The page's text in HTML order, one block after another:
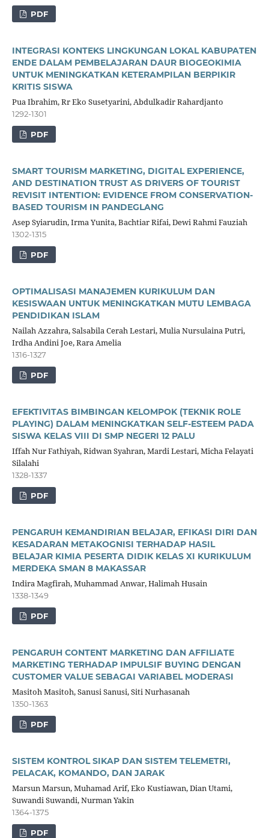
PDF
INTEGRASI KONTEKS LINGKUNGAN LOKAL KABUPATEN
ENDE DALAM PEMBELAJARAN DAUR BIOGEOKIMIA
UNTUK MENINGKATKAN KETERAMPILAN BERPIKIR
KRITIS SISWA
Pua Ibrahim, Rr Eko Susetyarini, Abdulkadir Rahardjanto
1292-1301
PDF
SMART TOURISM MARKETING, DIGITAL EXPERIENCE,
AND DESTINATION TRUST AS DRIVERS OF TOURIST
REVISIT INTENTION: EVIDENCE FROM CONSERVATION-
BASED TOURISM IN PANDEGLANG
Asep Syiarudin, Irma Yunita, Bachtiar Rifai, Dewi Rahmi Fauziah
1302-1315
PDF
OPTIMALISASI MANAJEMEN KURIKULUM DAN
KESISWAAN UNTUK MENINGKATKAN MUTU LEMBAGA
PENDIDIKAN ISLAM
Nailah Azzahra, Salsabila Cerah Lestari, Mulia Nursulaina Putri,
Irdha Andini Joe, Rara Amelia
1316-1327
PDF
EFEKTIVITAS BIMBINGAN KELOMPOK (TEKNIK ROLE
PLAYING) DALAM MENINGKATKAN SELF-ESTEEM PADA
SISWA KELAS VIII DI SMP NEGERI 12 PALU
Iffah Nur Fathiyah, Ridwan Syahran, Mardi Lestari, Micha Felayati
Silalahi
1328-1337
PDF
PENGARUH KEMANDIRIAN BELAJAR, EFIKASI DIRI DAN
KESADARAN METAKOGNISI TERHADAP HASIL
BELAJAR KIMIA PESERTA DIDIK KELAS XI KURIKULUM
MERDEKA SMAN 8 MAKASSAR
Indira Magfirah, Muhammad Anwar, Halimah Husain
1338-1349
PDF
PENGARUH CONTENT MARKETING DAN AFFILIATE
MARKETING TERHADAP IMPULSIF BUYING DENGAN
CUSTOMER VALUE SEBAGAI VARIABEL MODERASI
Masitoh Masitoh, Sanusi Sanusi, Siti Nurhasanah
1350-1363
PDF
SISTEM KONTROL SIKAP DAN SISTEM TELEMETRI,
PELACAK, KOMANDO, DAN JARAK
Marsun Marsun, Muhamad Arif, Eko Kustiawan, Dian Utami,
Suwandi Suwandi, Nurman Yakin
1364-1375
PDF